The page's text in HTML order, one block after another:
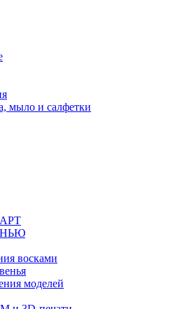
мыло и салфетки
НЬЮ
восками
моделей